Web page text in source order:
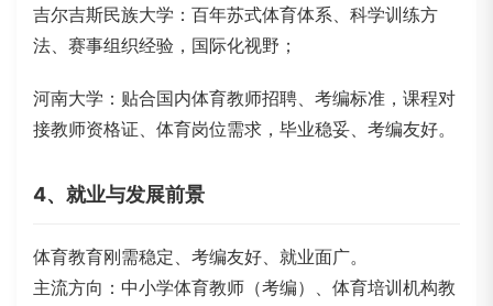
吉尔吉斯民族大学 ：百年苏式体育体系、科学训练方
法、赛事组织经验，国际化视野；
河南大学：贴合国内体育教师招聘、考编标准，课程对
接教师资格证、体育岗位需求，毕业稳妥、考编友好。
4、就业与发展前景
体育教育刚需稳定、考编友好、就业面广。
主流方向：中小学体育教师（考编）、体育培训机构教